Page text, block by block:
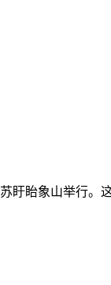
盱眙象山举行